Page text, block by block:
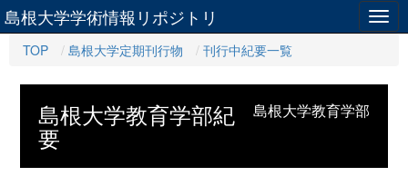
島根大学学術情報リポジトリ
TOP 島根大学定期刊行物 刊行中紀要一覧
島根大学教育学部
島根大学教育学部紀
要